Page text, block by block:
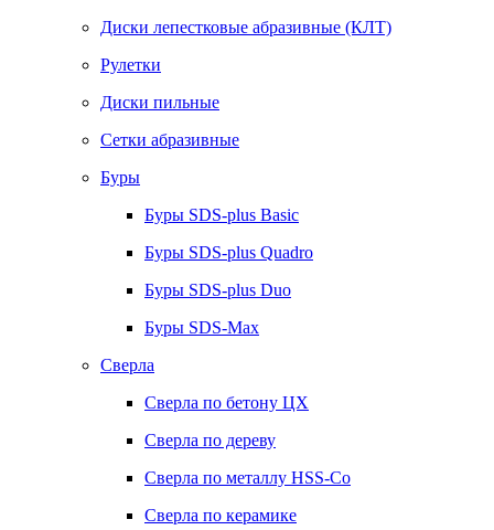
Диски лепестковые абразивные (КЛТ)
Рулетки
Диски пильные
Сетки абразивные
Буры
Буры SDS-plus Basic
Буры SDS-plus Quadro
Буры SDS-plus Duo
Буры SDS-Max
Сверла
Сверла по бетону ЦХ
Сверла по дереву
Сверла по металлу HSS-Co
Сверла по керамике